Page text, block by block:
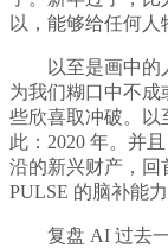
以，能够给任何人
以至是画中的人
为我们糊口中不
些欣喜取冲破。以
此：2020 年。并
沿的新兴财产，回
PULSE 的脑补能力
复盘 AI 过去一